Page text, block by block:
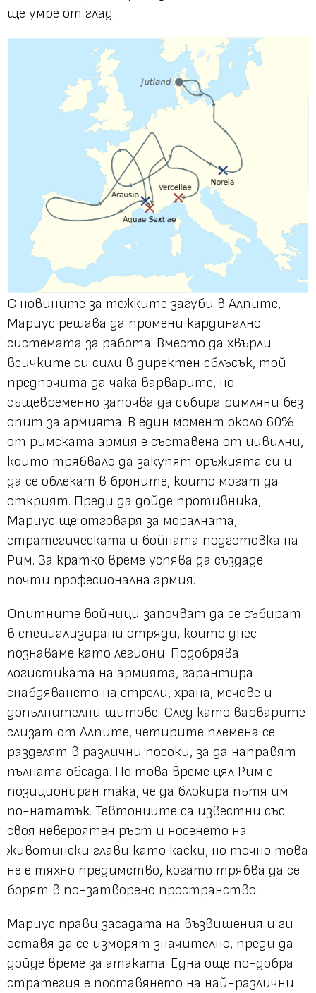
ще умре от глад.
С новините за тежките загуби в Алпите,
Мариус решава да промени кардинално
системата за работа. Вместо да хвърли
всичките си сили в директен сблъсък, той
предпочита да чака варварите, но
същевременно започва да събира римляни без
опит за армията. В един момент около 60%
от римската армия е съставена от цивилни,
които трябвало да закупят оръжията си и
да се облекат в броните, които могат да
открият. Преди да дойде противника,
Мариус ще отговаря за моралната,
стратегическата и бойната подготовка на
Рим. За кратко време успява да създаде
почти професионална армия.
Опитните войници започват да се събират
в специализирани отряди, които днес
познаваме като легиони. Подобрява
логистиката на армията, гарантира
снабдяването на стрели, храна, мечове и
допълнителни щитове. След като варварите
слизат от Алпите, четирите племена се
разделят в различни посоки, за да направят
пълната обсада. По това време цял Рим е
позициониран така, че да блокира пътя им
по-нататък. Тевтонците са известни със
своя невероятен ръст и носенето на
животински глави като каски, но точно това
не е тяхно предимство, когато трябва да се
борят в по-затворено пространство.
Мариус прави засадата на възвишения и ги
оставя да се изморят значително, преди да
дойде време за атаката. Една още по-добра
стратегия е поставянето на най-различни